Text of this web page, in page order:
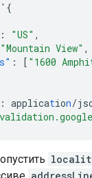
' {
: "US" ,
"Mountain View" ,
: [ "1600
: application/